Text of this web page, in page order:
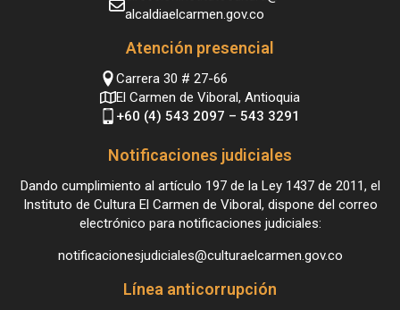
alcaldiaelcarmen.gov.co
Atención presencial
Carrera 30 # 27-66
El Carmen de Viboral, Antioquia
+60 (4) 543 2097 – 543 3291
Notificaciones judiciales
Dando cumplimiento al artículo 197 de la Ley 1437 de 2011, el
Instituto de Cultura El Carmen de Viboral, dispone del correo
electrónico para notificaciones judiciales:
notificacionesjudiciales@culturaelcarmen.gov.co
Línea anticorrupción